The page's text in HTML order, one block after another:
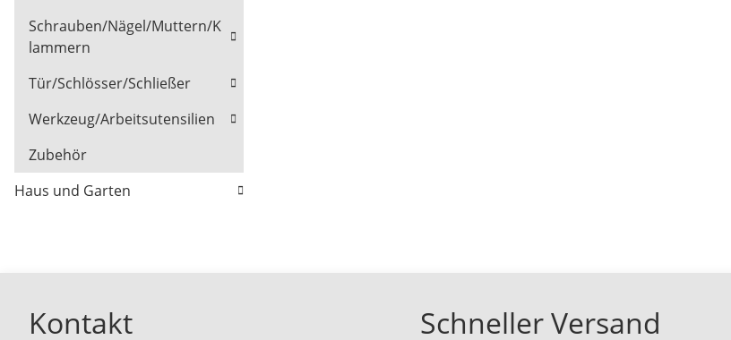
Schrauben/Nägel/Muttern/K
lammern
Tür/Schlösser/Schließer
Werkzeug/Arbeitsutensilien
Zubehör
Haus und Garten
Kontakt Schneller Versand